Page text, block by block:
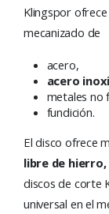
Klingspor
mecanizado de
acero,
acero
metales no
fundición.
El disco ofrece
libre de
discos de corte
universal en el